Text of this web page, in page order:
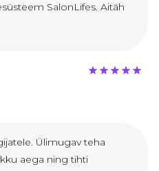
SalonLifes. Aitäh
Ülimugav teha
aega ning tihti